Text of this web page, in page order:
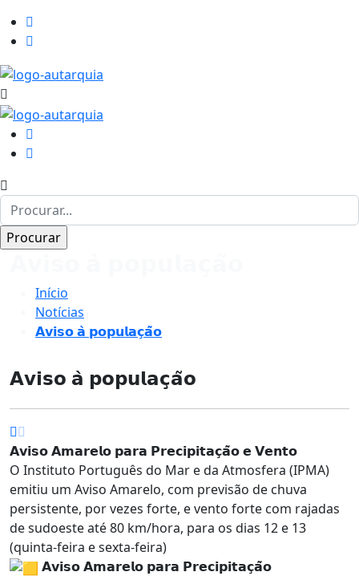
Início
Notícias
𝗔𝘃𝗶𝘀𝗼 𝗮̀ 𝗽𝗼𝗽𝘂𝗹𝗮𝗰̧𝗮̃𝗼
𝗔𝘃𝗶𝘀𝗼 𝗮̀ 𝗽𝗼𝗽𝘂𝗹𝗮𝗰̧𝗮̃𝗼
𝗔𝘃𝗶𝘀𝗼 𝗔𝗺𝗮𝗿𝗲𝗹𝗼 𝗽𝗮𝗿𝗮 𝗣𝗿𝗲𝗰𝗶𝗽𝗶𝘁𝗮𝗰̧𝗮̃𝗼 𝗲 𝗩𝗲𝗻𝘁𝗼
O Instituto Português do Mar e da Atmosfera (IPMA)
emitiu um Aviso Amarelo, com previsão de chuva
persistente, por vezes forte, e vento forte com rajadas
de sudoeste até 80 km/hora, para os dias 12 e 13
(quinta-feira e sexta-feira)
𝗔𝘃𝗶𝘀𝗼 𝗔𝗺𝗮𝗿𝗲𝗹𝗼 𝗽𝗮𝗿𝗮 𝗣𝗿𝗲𝗰𝗶𝗽𝗶𝘁𝗮𝗰̧𝗮̃𝗼